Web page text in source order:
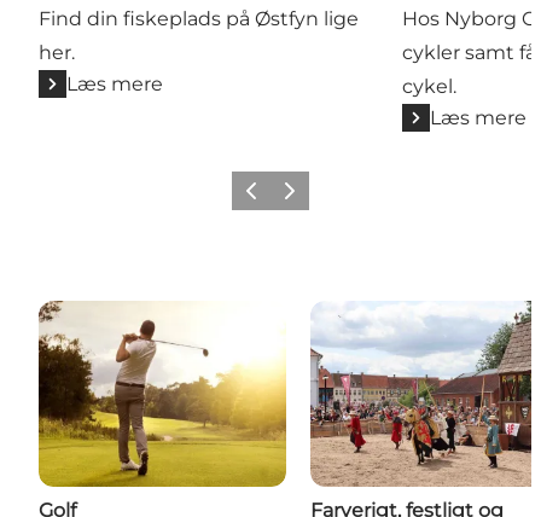
Find din fiskeplads på Østfyn lige
her.
Læs mere
Hos Nyborg
cykler samt
cykel.
Læs mere
ForrigeNæste
Golf
Farverigt, festligt og